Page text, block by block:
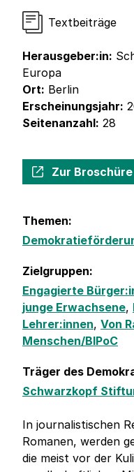
Textbeiträge
Herausgeber:in:
Europa
Ort: Berlin
Erscheinungsjahr:
Seitenanzahl: 28
Zur Broschüre
Themen:
Zielgruppen:
Engagierte
junge Erwachsene,
Lehrer:innen, Von
Menschen/BIPoC
Träger des
Schwarzkopf
In journalistischen
Romanen, werden
die meist vor der